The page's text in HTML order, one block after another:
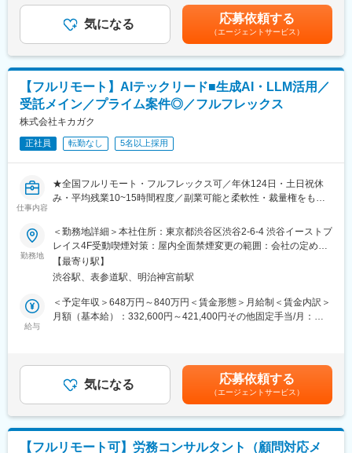
・交通事業者向け自社の電子チケットアプリ開発
・位置情報を使用したポイント・クーポンアプリ開発
■アーバンテック：
「都市生活と都市の持続可能性をアップデートする技術」です。
■こんな方にぴったり：
・大型＆新規プロジェクトに携わりたい方
・社会貢献の高い仕事がしたい方
変更の範囲：会社の定める業務
交通事業者や自動車業界関連のクライアントに対し、システム構
築の要件定義・プロジェクト進行管理を含めたシステム導入支援
をお任せいたします。
◇導入後の運用支援とフィードバックに対する改善
■ポジションの特徴：
ンをとりながら、5名程度のチームでプロダクトの導入支援をリー
ドいただくポジションです。
■クライアント：
交通事業者や自動車業界関連の企業を中心に、自治体やインフラ
※基本的に大手のプライム案件です。
■プロジェクト例：
・モビリティハブの運営・回遊性向上など、モビリティにかかわ
・EVの車両データ管理システムの企画～提供（e-mobilog）
・ロボットタクシーの社会導入支援
・位置情報を使用したポイント・クーポンアプリ開発
■アーバンテック：
「都市生活と都市の持続可能性をアップデートする技術」です。
■こんな方にぴったり：
経験・スキル等を考慮した上で決定いたします。■昇給：年1回／
人事評価制度による■決算賞与：業績による■その他寸志などあり
賃金はあくまでも目安の金額であり、選考を通じて上下する可能
性があります。月給(月額)は固定手当を含めた表記です。
気になる 応募依頼する
（エージェントサービス）
【フルリモート】AIテックリード■生成AI・LLM活用／
受託メイン／プライム案件◎／フルフレックス
株式会社キカガク
正社員 転勤なし 5名以上採用
仕事内容
★全国フルリモート・フルフレックス可／年休124日・土日祝休
み・平均残業10~15時間程度／副業可能と柔軟性・裁量権をもっ
★技術選定・アーキテクチャ設計など上流から入り込んだ経験を
することが可能！
AX事業部のテックリーダー／テックタレントとして、AI技術の価
値を最大化するシステム開発を推進していただきます。
PoCで得られた知見をもとに、実運用レベルのAIシステムやアプ
リケーションを設計・開発いただきます。
開発・運用のリード
・顧客課題の整理からソリューション設計までを一貫して実施
・AIモデルの実装・最適化（Python＋Azure環境）
勤務地
＜勤務地詳細＞本社住所：東京都渋谷区渋谷2-6-4 渋谷イーストプ
レイス4F受動喫煙対策：屋内全面禁煙変更の範囲：会社の定める
事業所（リモートワーク含む）
【最寄り駅】
渋谷駅、表参道駅、明治神宮前駅
給与
＜予定年収＞648万円～840万円＜賃金形態＞月給制＜賃金内訳＞
月額（基本給）：332,600円～421,400円その他固定手当/月：
残業手当＞有＜給与補足＞※経験・スキル等を考慮した上で決定い
たします。※年収には業績賞与（2回）を含みます。・住宅手当：
22,100円（全社員一律支給）■昇給：年2回■賞与：有（年2回)
※2025年度決算賞与実績あり（等級と業績により変動）賃金はあ
くまでも目安の金額であり、選考を通じて上下する可能性があり
ます。月給(月額)は固定手当を含めた表記です。
気になる 応募依頼する
（エージェントサービス）
【フルリモート可】労務コンサルタント（顧問対応メ